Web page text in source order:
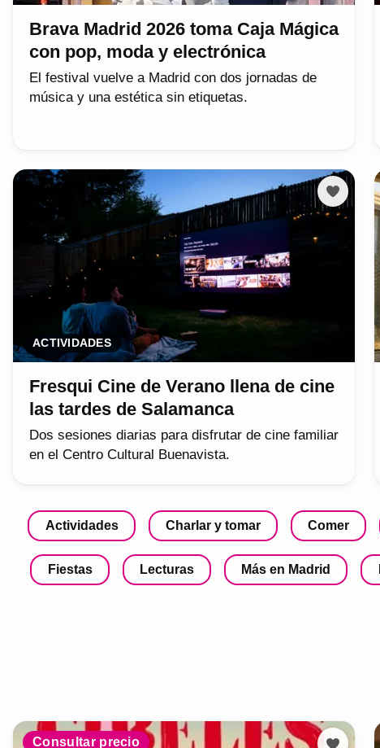
Brava Madrid 2026 toma Caja Mágica
con pop, moda y electrónica
El festival vuelve a Madrid con dos jornadas de
música y una estética sin etiquetas.
ACTIVIDADES
Fresqui Cine de Verano llena de cine
las tardes de Salamanca
Dos sesiones diarias para disfrutar de cine familiar
en el Centro Cultural Buenavista.
Actividades Charlar y tomar Comer
Fiestas Lecturas Más en Madrid
Consultar precio